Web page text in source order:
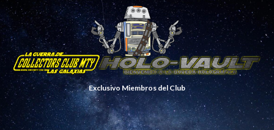
Exclusivo Miembros del Club